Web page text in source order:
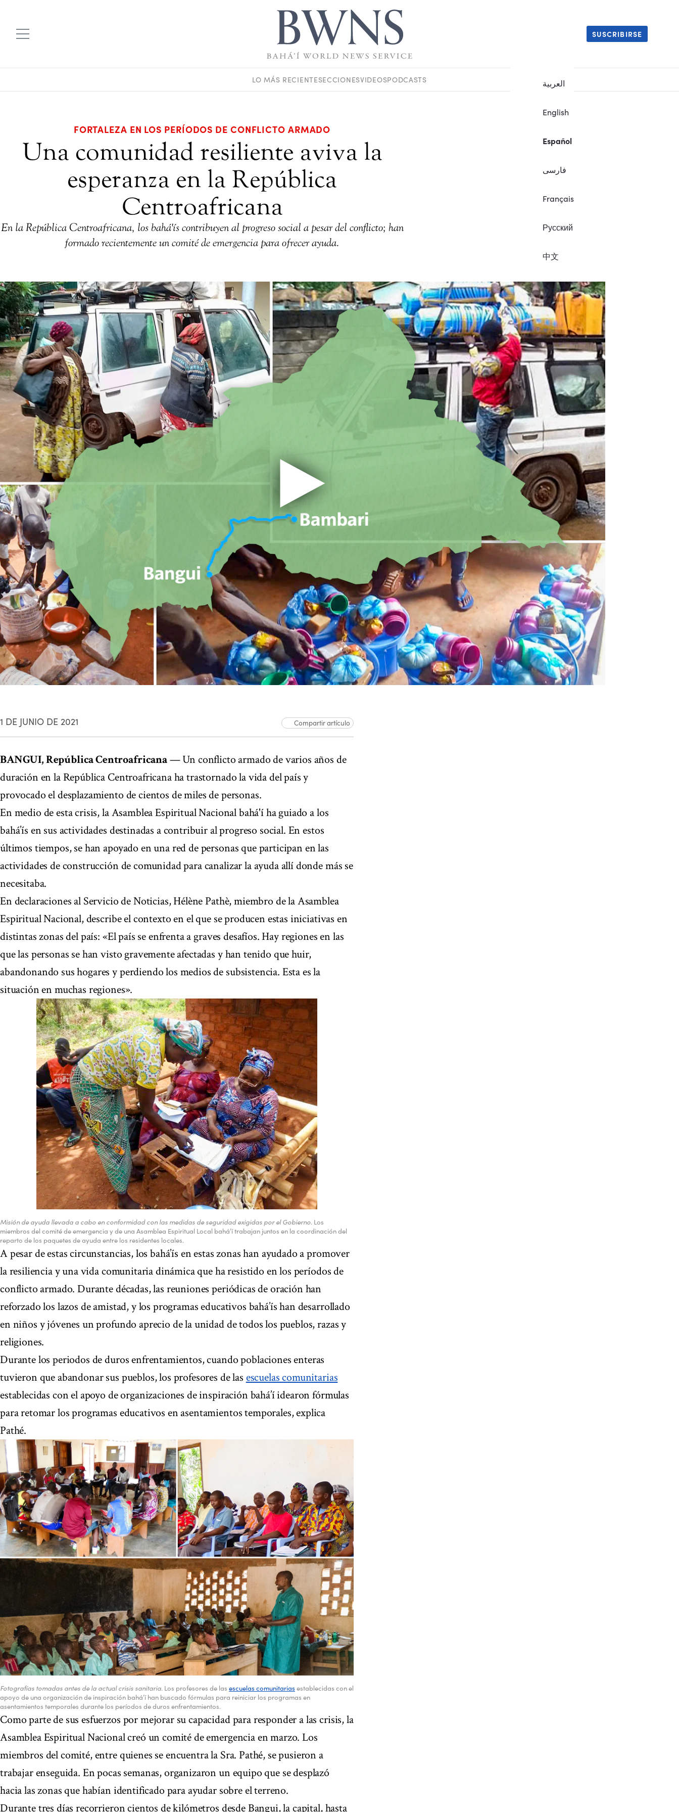
العربية
English
Español
فارسی
Français
Русский
中文
SUSCRIBIRSE
LO MÁS RECIENTESECCIONESVIDEOSPODCASTS
FORTALEZA EN LOS PERÍODOS DE CONFLICTO ARMADO
Una comunidad resiliente aviva la
esperanza en la República
Centroafricana
En la República Centroafricana, los bahá'ís contribuyen al progreso social a pesar del conflicto; han
formado recientemente un comité de emergencia para ofrecer ayuda.
1 DE JUNIO DE 2021 Compartir artículo
BANGUI, República Centroafricana— Un conflicto armado de varios años de
duración en la República Centroafricana ha trastornado la vida del país y
provocado el desplazamiento de cientos de miles de personas.
En medio de esta crisis, la Asamblea Espiritual Nacional bahá'í ha guiado a los
bahá’ís en sus actividades destinadas a contribuir al progreso social. En estos
últimos tiempos, se han apoyado en una red de personas que participan en las
actividades de construcción de comunidad para canalizar la ayuda allí donde más se
necesitaba.
En declaraciones al Servicio de Noticias, Hélène Pathè, miembro de la Asamblea
Espiritual Nacional, describe el contexto en el que se producen estas iniciativas en
distintas zonas del país: «El país se enfrenta a graves desafíos. Hay regiones en las
que las personas se han visto gravemente afectadas y han tenido que huir,
abandonando sus hogares y perdiendo los medios de subsistencia. Esta es la
situación en muchas regiones».
Misión de ayuda llevada a cabo en conformidad con las medidas de seguridad exigidas por el Gobierno. Los
miembros del comité de emergencia y de una Asamblea Espiritual Local bahá’í trabajan juntos en la coordinación del
reparto de los paquetes de ayuda entre los residentes locales.
A pesar de estas circunstancias, los bahá’ís en estas zonas han ayudado a promover
la resiliencia y una vida comunitaria dinámica que ha resistido en los períodos de
conflicto armado. Durante décadas, las reuniones periódicas de oración han
reforzado los lazos de amistad, y los programas educativos bahá’ís han desarrollado
en niños y jóvenes un profundo aprecio de la unidad de todos los pueblos, razas y
religiones.
Durante los periodos de duros enfrentamientos, cuando poblaciones enteras
tuvieron que abandonar sus pueblos, los profesores de las escuelas comunitarias
establecidas con el apoyo de organizaciones de inspiración bahá’í idearon fórmulas
para retomar los programas educativos en asentamientos temporales, explica
Pathé.
Fotografías tomadas antes de la actual crisis sanitaria. Los profesores de las escuelas comunitarias establecidas con el
apoyo de una organización de inspiración bahá’í han buscado fórmulas para reiniciar los programas en
asentamientos temporales durante los períodos de duros enfrentamientos.
Como parte de sus esfuerzos por mejorar su capacidad para responder a las crisis, la
Asamblea Espiritual Nacional creó un comité de emergencia en marzo. Los
miembros del comité, entre quienes se encuentra la Sra. Pathé, se pusieron a
trabajar enseguida. En pocas semanas, organizaron un equipo que se desplazó
hacia las zonas que habían identificado para ayudar sobre el terreno.
Durante tres días recorrieron cientos de kilómetros desde Bangui, la capital, hasta